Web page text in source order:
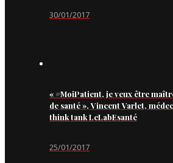
30/01/2017
« #MoiPatient, je veux être
de santé », Vincent Varlet,
think tank LeLabEsanté
25/01/2017